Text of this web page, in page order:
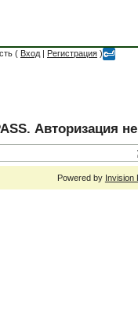
( Вход | Регистрация )
Авторизация
Powered by Invision